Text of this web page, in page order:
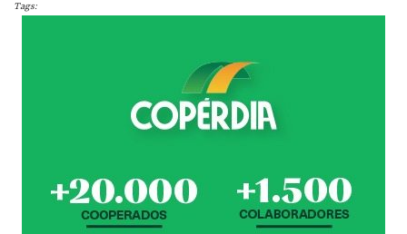
Tags: